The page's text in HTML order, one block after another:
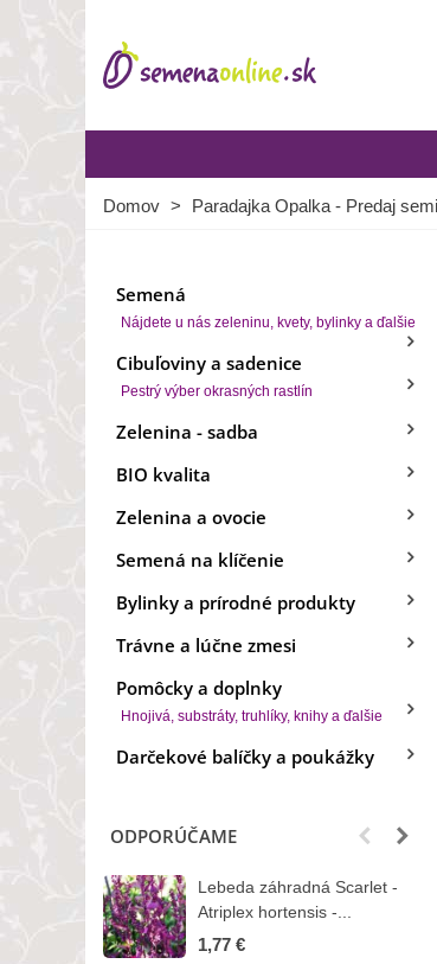
Domov > Paradajka Opalka - Predaj
Semená
Nájdete u nás zeleninu, kvety, bylinky a ďalšie
Cibuľoviny a sadenice
Pestrý výber okrasných rastlín
Zelenina - sadba
BIO kvalita
Zelenina a ovocie
Semená na klíčenie
Bylinky a prírodné produkty
Trávne a lúčne zmesi
Pomôcky a doplnky
Hnojivá, substráty, truhlíky, knihy a ďalšie
Darčekové balíčky a poukážky
ODPORÚČAME
Lebeda záhradná Scarlet -
Atriplex hortensis -...
1,77 €